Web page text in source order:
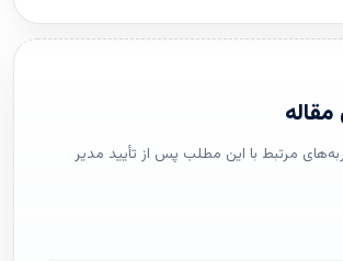
مرتبط با این مطلب پس از تأیید مدیر